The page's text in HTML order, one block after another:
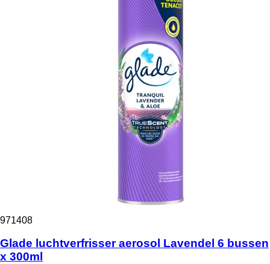
971408
Glade luchtverfrisser aerosol Lavendel 6 bussen
x 300ml